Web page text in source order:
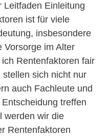
Leitfaden Einleitung
ist für viele
insbesondere
Vorsorge im Alter
Rentenfaktoren fair
sich nicht nur
auch Fachleute und
treffen
werden wir die
Rentenfaktoren